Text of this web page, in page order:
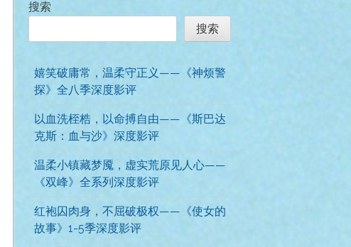
搜索
搜索
嬉笑破庸常，温柔守正义——《神烦警
探》全八季深度影评
以血洗桎梏，以命搏自由——《斯巴达
克斯：血与沙》深度影评
温柔小镇藏梦魇，虚实荒原见人心——
《双峰》全系列深度影评
红袍囚肉身，不屈破极权——《使女的
故事》1-5季深度影评